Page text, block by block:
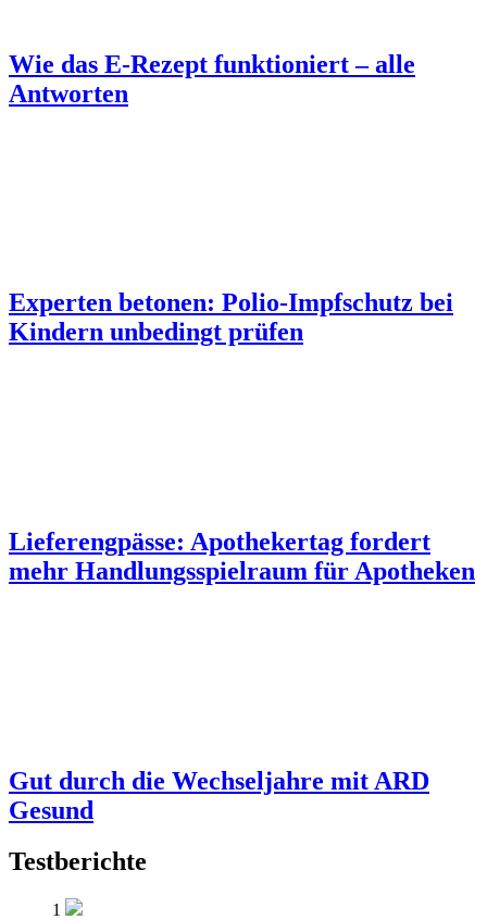
Wie das E-Rezept funktioniert – alle
Antworten
Experten betonen: Polio-Impfschutz bei
Kindern unbedingt prüfen
Lieferengpässe: Apothekertag fordert
mehr Handlungsspielraum für Apotheken
Gut durch die Wechseljahre mit ARD
Gesund
Testberichte
1